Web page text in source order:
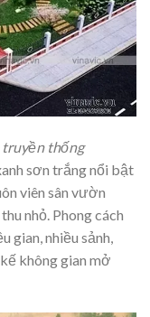
truyền thống
sơn trắng nổi bật
viên sân vườn
nhỏ. Phong cách
gian, nhiều sảnh,
không gian mở